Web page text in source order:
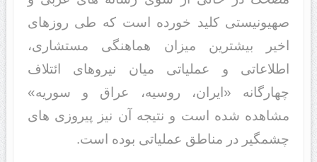
صهیونیستی کلید خورده است که طی روزهای
اخیر بیشترین میزان هماهنگی مستشاری،
اطلاعاتی و عملیاتی میان نیروهای ائتلاف
چهارگانه «ایران، روسیه، عراق و سوریه»
مشاهده شده است و نتیجه آن نیز پیروزی های
چشمگیر در مناطق عملیاتی بوده است.